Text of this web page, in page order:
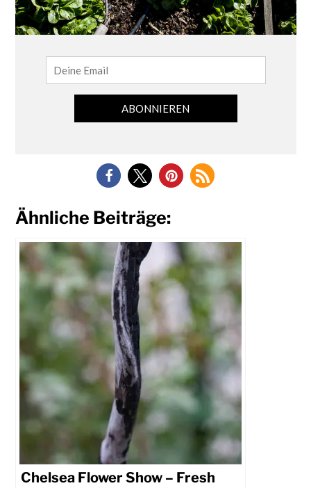
Ähnliche Beiträge:
Chelsea Flower Show – Fresh